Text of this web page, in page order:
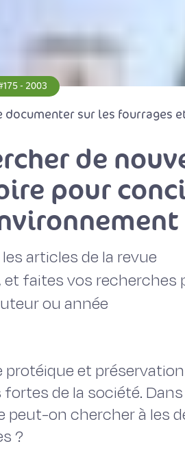
- 2003
documenter sur les fourrages
de
pour
articles de la revue
et faites vos recherches
ou année
et
de la société.
peut-on chercher à les
?